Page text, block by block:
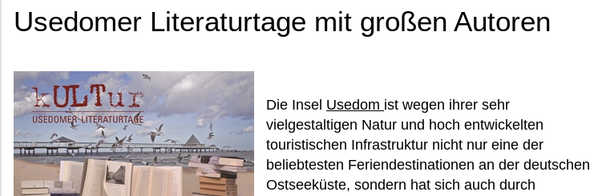
Usedomer Literaturtage mit großen Autoren
Die Insel Usedom ist wegen ihrer sehr
vielgestaltigen Natur und hoch entwickelten
touristischen Infrastruktur nicht nur eine der
beliebtesten Feriendestinationen an der deutschen
Ostseeküste, sondern hat sich auch durch